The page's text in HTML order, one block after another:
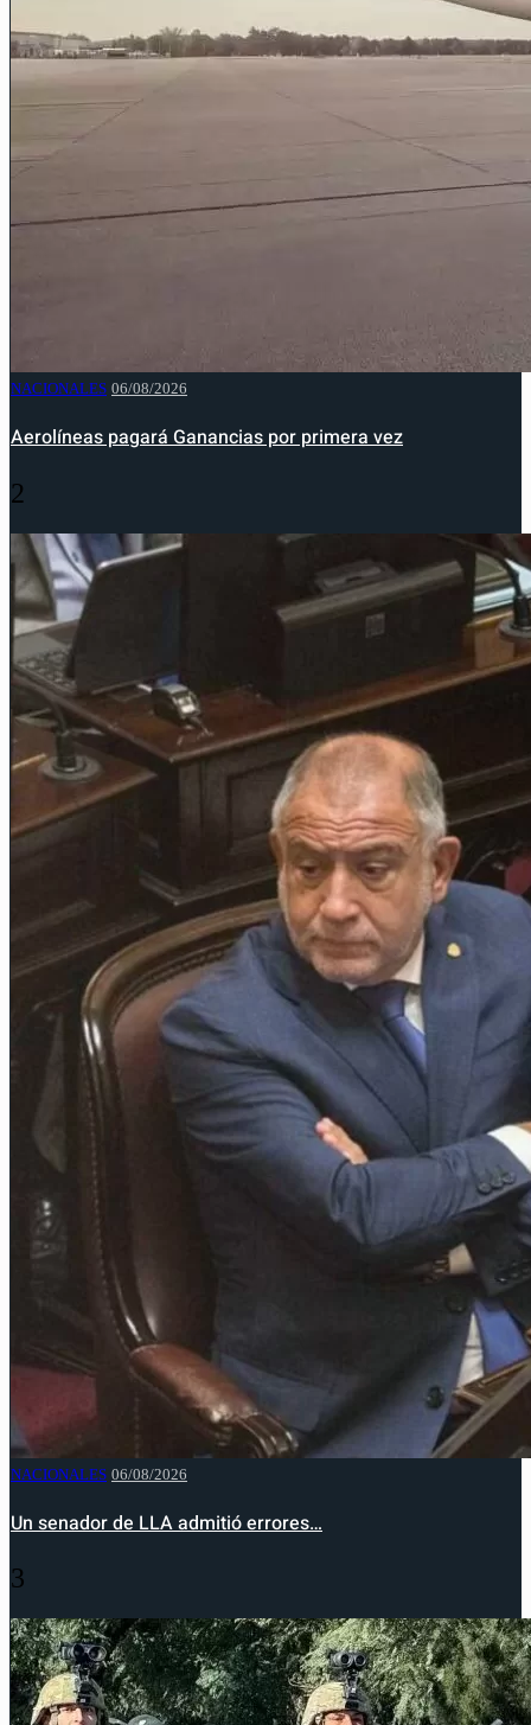
NACIONALES 06/08/2026
Aerolíneas pagará Ganancias por primera vez
2
NACIONALES 06/08/2026
Un senador de LLA admitió errores…
3